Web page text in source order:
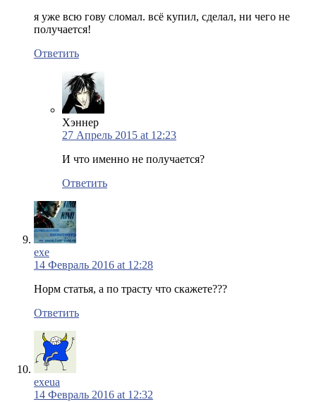
я уже всю гову сломал. всё купил, сделал, ни чего не
получается!
Ответить
Хэннер
27 Апрель 2015 at 12:23
И что именно не получается?
Ответить
exe
14 Февраль 2016 at 12:28
Норм статья, а по трасту что скажете???
Ответить
exeua
14 Февраль 2016 at 12:32